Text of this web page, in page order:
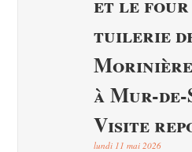
tuilerie
Morinière
à Mur-
Visite
lundi 11 mai 2026